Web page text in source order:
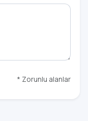
* Zorunlu alanlar